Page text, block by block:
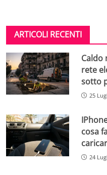
ARTICOLI RECENTI
Caldo
rete
sotto
25
cosa
24